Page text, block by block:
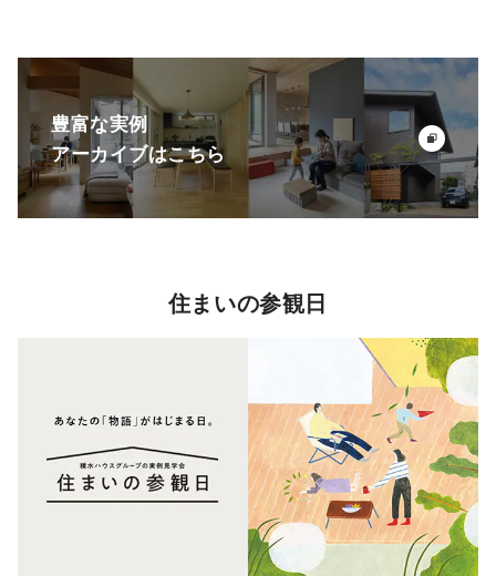
豊富な実例
アーカイブはこちら
住まいの参観日